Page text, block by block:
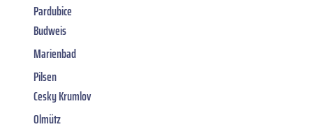
Pardubice
Budweis
Marienbad
Pilsen
Cesky Krumlov
Olmütz